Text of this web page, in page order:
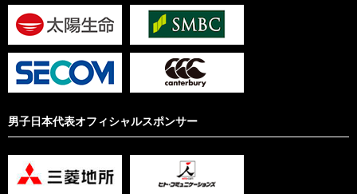
男子日本代表オフィシャルスポンサー